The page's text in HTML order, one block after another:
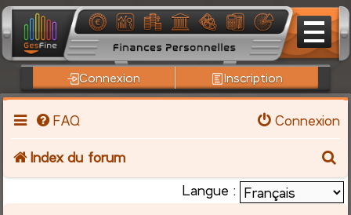
Connexion Inscription
FAQ Connexion
Index du forum
e
Langue :